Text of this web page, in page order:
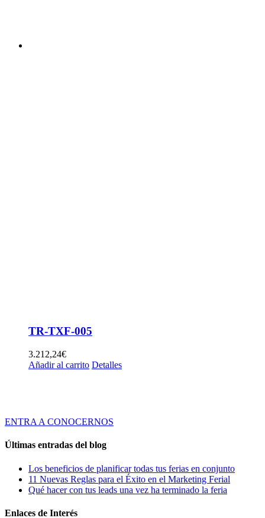
TR-TXF-005
3.212,24€
Añadir al carrito Detalles
ENTRA A CONOCERNOS
Últimas entradas del blog
Los beneficios de planificar todas tus ferias en conjunto
11 Nuevas Reglas para el Éxito en el Marketing Ferial
Qué hacer con tus leads una vez ha terminado la feria
Enlaces de Interés